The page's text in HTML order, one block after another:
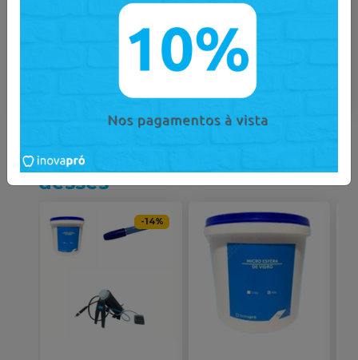
Mais informações sobre o produto
Você também pode gostar
desses
-14%